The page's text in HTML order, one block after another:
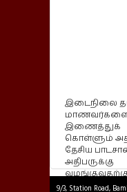
இடைநிலை
இணைத்துக்
கொள்ளும்
தேசிய
அதிபருக்கு
அமைச்சு...
9/3, Station Road,